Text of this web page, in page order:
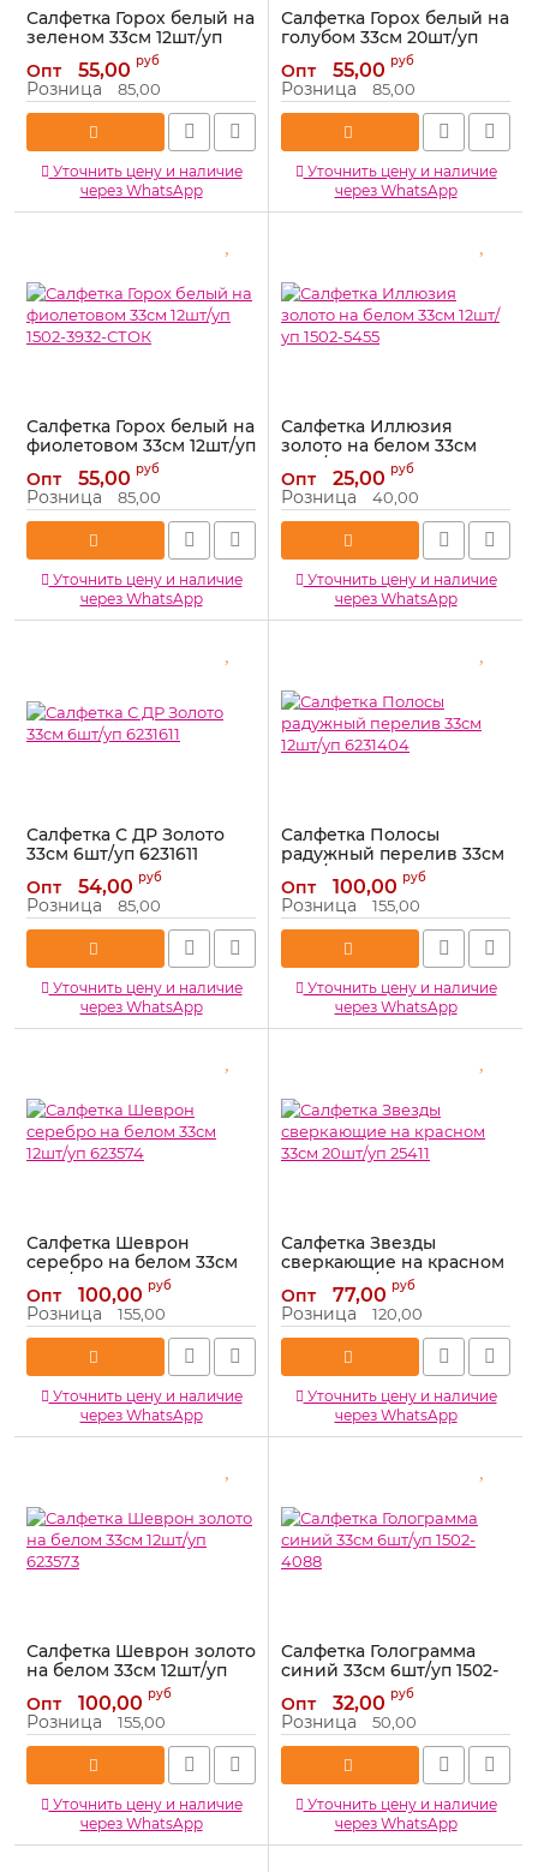
Салфетка Горох белый на
зеленом 33см 12шт/уп
1502-3935-СТОК
Артикул: 1502-3935-СТОК
Опт 55,00 руб
Розница 85,00
Уточнить цену и наличие
через WhatsApp
Салфетка Горох белый на
голубом 33см 20шт/уп
1502-3936-СТОК
Артикул: 1502-3936-СТОК
Опт 55,00 руб
Розница 85,00
Уточнить цену и наличие
через WhatsApp
Салфетка Горох белый на
фиолетовом 33см 12шт/уп
1502-3932-СТОК
Артикул: 1502-3932-СТОК
Опт 55,00 руб
Розница 85,00
Уточнить цену и наличие
через WhatsApp
Салфетка Иллюзия
золото на белом 33см
12шт/уп 1502-5455
Артикул: 1502-5455
Опт 25,00 руб
Розница 40,00
Уточнить цену и наличие
через WhatsApp
Салфетка С ДР Золото
33см 6шт/уп 6231611
Артикул: 6231611
Опт 54,00 руб
Розница 85,00
Уточнить цену и наличие
через WhatsApp
Салфетка Полосы
радужный перелив 33см
12шт/уп 6231404
Артикул: 6231404
Опт 100,00 руб
Розница 155,00
Уточнить цену и наличие
через WhatsApp
Салфетка Шеврон
серебро на белом 33см
12шт/уп 623574
Артикул: 623574
Опт 100,00 руб
Розница 155,00
Уточнить цену и наличие
через WhatsApp
Салфетка Звезды
сверкающие на красном
33см 20шт/уп 25411
Артикул: 25411
Опт 77,00 руб
Розница 120,00
Уточнить цену и наличие
через WhatsApp
Салфетка Шеврон золото
на белом 33см 12шт/уп
Артикул: 623573
Опт 100,00 руб
Розница 155,00
Уточнить цену и наличие
через WhatsApp
Салфетка Голограмма
синий 33см 6шт/уп 1502-
Артикул: 1502-4088
Опт 32,00 руб
Розница 50,00
Уточнить цену и наличие
через WhatsApp